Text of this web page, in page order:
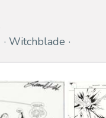
Witchblade